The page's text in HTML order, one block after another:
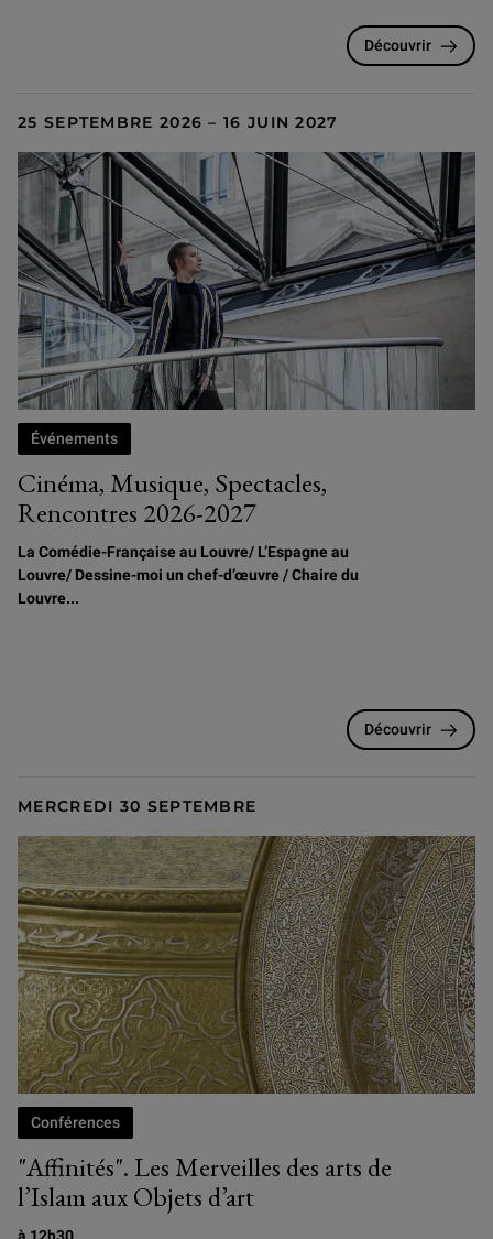
Découvrir
25 SEPTEMBRE 2026 – 16 JUIN 2027
Cinéma, Musique, Spectacles,
Rencontres 2026-2027
Événements
La Comédie-Française au Louvre/ L’Espagne au
Louvre/ Dessine-moi un chef-d’œuvre / Chaire du
Louvre...
Découvrir
MERCREDI 30 SEPTEMBRE
"Affinités". Les Merveilles des arts de
l’Islam aux Objets d’art
Conférences